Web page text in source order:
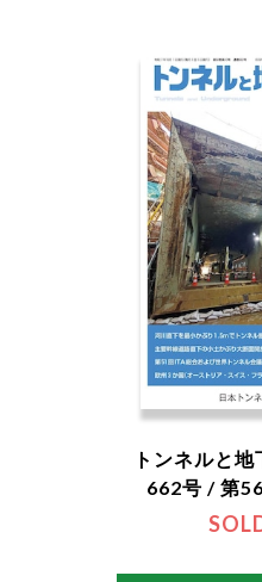
トンネルと
662号 / 第